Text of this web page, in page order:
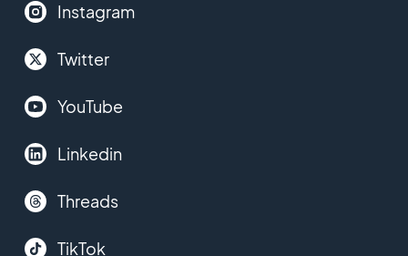
Instagram
Twitter
YouTube
Linkedin
Threads
TikTok